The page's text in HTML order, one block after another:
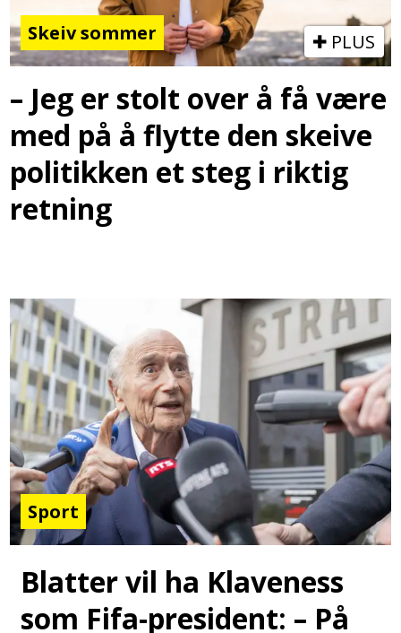
Skeiv sommer PLUS
– Jeg er stolt over å få være
med på å flytte den skeive
politikken et steg i riktig
retning
Sport
Blatter vil ha Klaveness
som Fifa-president: – På